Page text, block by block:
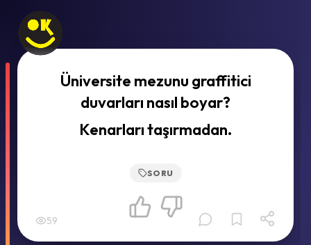
Üniversite mezunu graffitici
duvarları nasıl boyar?
Kenarları taşırmadan.
SORU
59